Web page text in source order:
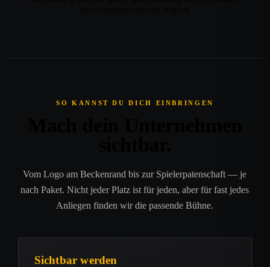
SO KANNST DU DICH EINBRINGEN
Vom Logo am Beckenrand bis zur Spielerpatenschaft — je
nach Paket. Nicht jeder Platz ist für jeden, aber für fast jedes
Anliegen finden wir die passende Bühne.
Sichtbar werden